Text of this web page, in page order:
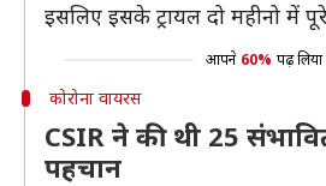
इसलिए इसके ट्रायल दो महीनो में
आपने 60% पढ़
कोरोना वायरस
CSIR ने की थी 25
पहचान